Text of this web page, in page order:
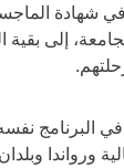
شهادة
إلى بقية
البرنامج نفسه
ورواندا